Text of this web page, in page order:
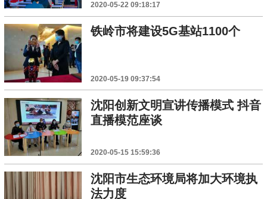
2020-05-22 09:18:17
铁岭市将建设5G基站1100个
2020-05-19 09:37:54
沈阳创新文明宣讲传播模式 抖音
直播模范座谈
2020-05-15 15:59:36
沈阳市生态环境局将加大环境执
法力度